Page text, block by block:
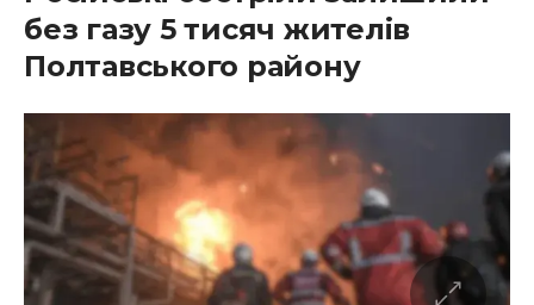
без газу 5 тисяч жителів
Полтавського району